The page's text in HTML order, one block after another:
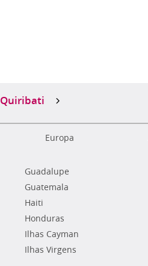
Quiribati
Europa
Guadalupe
Guatemala
Haiti
Honduras
Ilhas Cayman
Ilhas Virgens